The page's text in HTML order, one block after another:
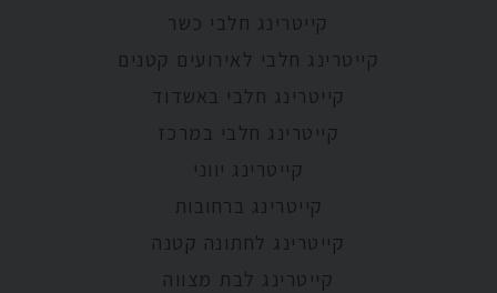
קייטרינג חלבי כשר
קייטרינג חלבי לאירועים קטנים
קייטרינג חלבי באשדוד
קייטרינג חלבי במרכז
קייטרינג יווני
קייטרינג ברחובות
קייטרינג לחתונה קטנה
קייטרינג לבת מצווה